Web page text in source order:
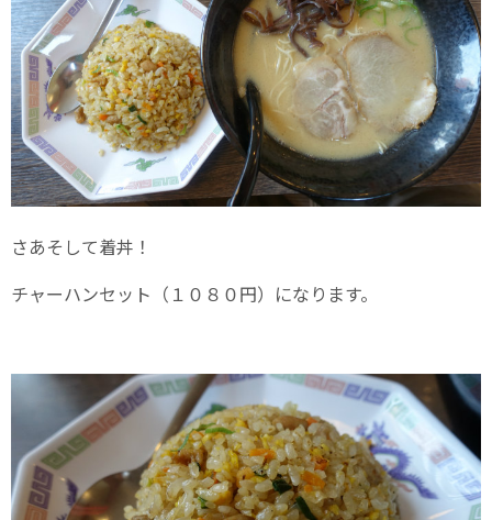
さあそして着丼！
チャーハンセット（１０８０円）になります。